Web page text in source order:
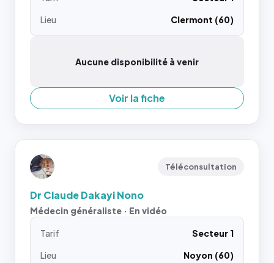
Lieu
Clermont (60)
Aucune disponibilité à venir
Voir la fiche
Téléconsultation
Dr Claude Dakayi Nono
Médecin généraliste · En vidéo
Tarif
Secteur 1
Lieu
Noyon (60)